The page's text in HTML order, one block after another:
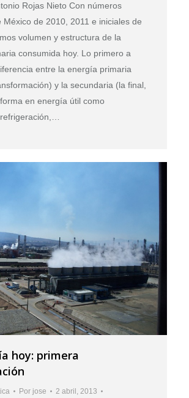
Rojas Nieto Con números
México de 2010, 2011 e iniciales de
volumen y estructura de la
consumida hoy. Lo primero a
entre la energía primaria
y la secundaria (la final,
en energía útil como
hoy: primera
Por jose
2 abril, 2013